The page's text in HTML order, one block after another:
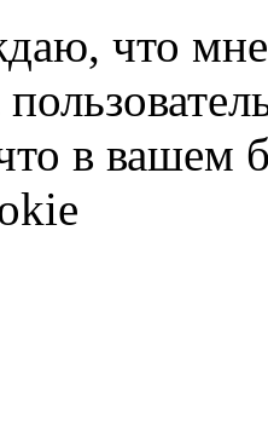
что
в вашем